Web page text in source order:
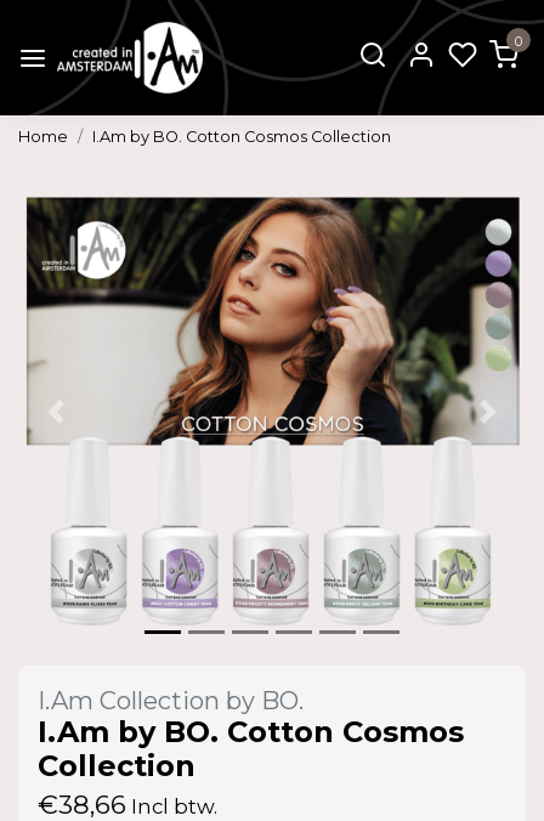
0
Home I.Am by BO. Cotton Cosmos Collection
I.Am Collection by BO.
I.Am by BO. Cotton Cosmos
Collection
€38,66 Incl btw.